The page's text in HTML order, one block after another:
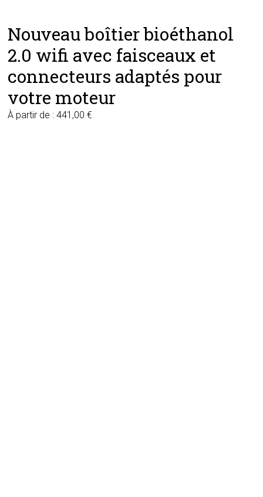
Nouveau boîtier bioéthanol
2.0 wifi avec faisceaux et
connecteurs adaptés pour
votre moteur
À partir de :441,00€